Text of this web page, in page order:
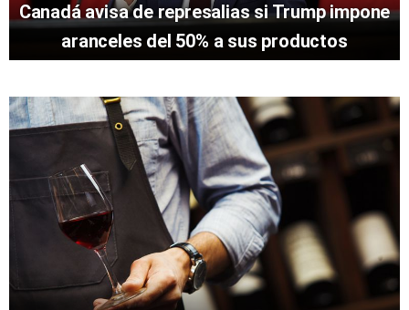
Canadá avisa de represalias si Trump impone
aranceles del 50% a sus productos